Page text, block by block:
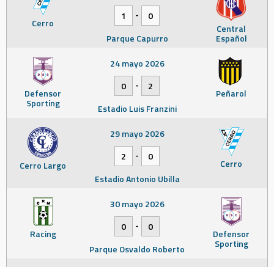
Cerro Central
Español
1
-
0
Parque Capurro
Defensor
Sporting
Peñarol
24 mayo 2026
0
-
2
Estadio Luis Franzini
Cerro Largo Cerro
29 mayo 2026
2
-
0
Estadio Antonio Ubilla
Racing Defensor
Sporting
30 mayo 2026
0
-
0
Parque Osvaldo Roberto